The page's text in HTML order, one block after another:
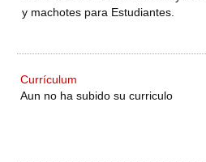
y machotes para Estudiantes.
Currículum
Aun no ha subido su curriculo